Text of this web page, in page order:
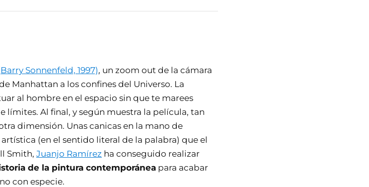
Sonnenfeld, 1997), un zoom out de la cámara
Manhattan a los confines del Universo. La
al hombre en el espacio sin que te marees
límites. Al final, y según muestra la película, tan
dimensión. Unas canicas en la mano de
(en el sentido literal de la palabra) que el
Smith, Juanjo Ramírez ha conseguido realizar
de la pintura contemporánea para acabar
con especie.